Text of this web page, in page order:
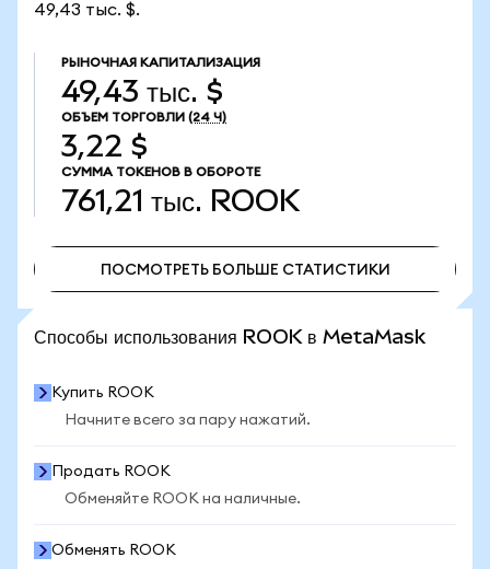
49,43 тыс. $.
РЫНОЧНАЯ КАПИТАЛИЗАЦИЯ
49,43 тыс. $
ОБЪЕМ ТОРГОВЛИ (24 Ч)
3,22 $
СУММА ТОКЕНОВ В ОБОРОТЕ
761,21 тыс. ROOK
ПОСМОТРЕТЬ БОЛЬШЕ СТАТИСТИКИ
Способы использования ROOK в MetaMask
Купить ROOK
Начните всего за пару нажатий.
Продать ROOK
Обменяйте ROOK на наличные.
Обменять ROOK